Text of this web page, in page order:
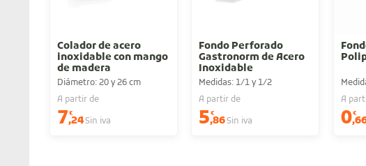
Colador de acero
inoxidable con mango
de madera
Diámetro: 20 y 26 cm
A partir de
7€
,24Sin iva
Fondo Perforado
Gastronorm de Acero
Inoxidable
Medidas: 1/1 y 1/2
A partir de
5€
,86Sin iva
A
0€